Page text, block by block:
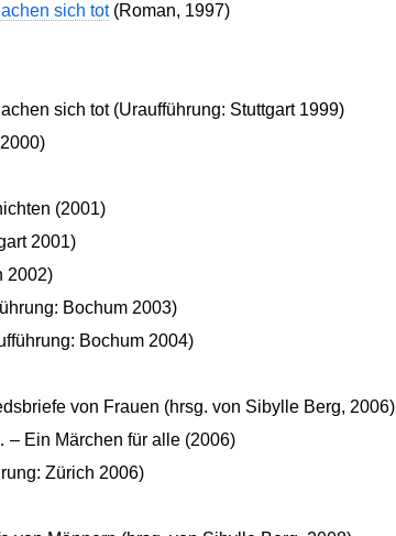
sich tot(Roman, 1997)
sich tot (Uraufführung: Stuttgart 1999)
(2001)
2001)
2002)
Bochum 2003)
Bochum 2004)
von Frauen (hrsg. von Sibylle Berg, 2006)
Ein Märchen für alle (2006)
Zürich 2006)